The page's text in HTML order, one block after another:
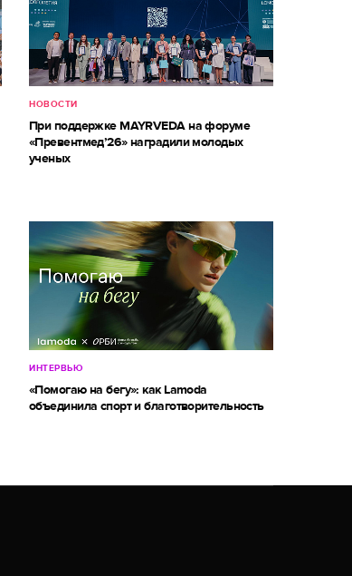
НОВОСТИ
При поддержке MAYRVEDA на форуме
«Превентмед’26» наградили молодых
ученых
ИНТЕРВЬЮ
«Помогаю на бегу»: как Lamoda
объединила спорт и благотворительность